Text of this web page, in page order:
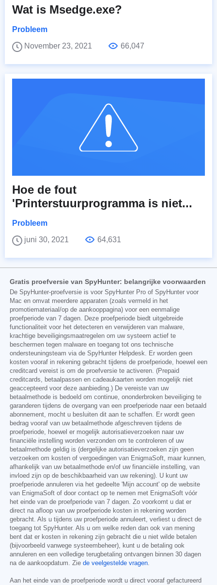
Wat is Msedge.exe?
Probleem
November 23, 2021
66,047
Hoe de fout
'Printerstuurprogramma is niet...
Probleem
juni 30, 2021
64,631
Gratis proefversie van SpyHunter: belangrijke voorwaarden
De SpyHunter-proefversie is voor SpyHunter Pro of SpyHunter voor
Mac en omvat meerdere apparaten (zoals vermeld in het
promotiemateriaal/op de aankooppagina) voor een eenmalige
proefperiode van 7 dagen. Deze proefperiode biedt uitgebreide
functionaliteit voor het detecteren en verwijderen van malware,
krachtige beveiligingsmaatregelen om uw systeem actief te
beschermen tegen malware en toegang tot ons technische
ondersteuningsteam via de SpyHunter Helpdesk. Er worden geen
kosten vooraf in rekening gebracht tijdens de proefperiode, hoewel een
creditcard vereist is om de proefversie te activeren. (Prepaid
creditcards, betaalpassen en cadeaukaarten worden mogelijk niet
geaccepteerd voor deze aanbieding.) De vereiste van uw
betaalmethode is bedoeld om continue, ononderbroken beveiliging te
garanderen tijdens de overgang van een proefperiode naar een betaald
abonnement, mocht u besluiten dit aan te schaffen. Er wordt geen
bedrag vooraf van uw betaalmethode afgeschreven tijdens de
proefperiode, hoewel er mogelijk autorisatieverzoeken naar uw
financiële instelling worden verzonden om te controleren of uw
betaalmethode geldig is (dergelijke autorisatieverzoeken zijn geen
verzoeken om kosten of vergoedingen van EnigmaSoft, maar kunnen,
afhankelijk van uw betaalmethode en/of uw financiële instelling, van
invloed zijn op de beschikbaarheid van uw rekening). U kunt uw
proefperiode annuleren via het gedeelte 'Mijn account' op de website
van EnigmaSoft of door contact op te nemen met EnigmaSoft vóór
het einde van de proefperiode van 7 dagen. Zo voorkomt u dat er
direct na afloop van uw proefperiode kosten in rekening worden
gebracht. Als u tijdens uw proefperiode annuleert, verliest u direct de
toegang tot SpyHunter. Als u om welke reden dan ook van mening
bent dat er kosten in rekening zijn gebracht die u niet wilde betalen
(bijvoorbeeld vanwege systeembeheer), kunt u de betaling ook
annuleren en een volledige terugbetaling ontvangen binnen 30 dagen
na de aankoopdatum. Zie de veelgestelde vragen.
Aan het einde van de proefperiode wordt u direct vooraf gefactureerd